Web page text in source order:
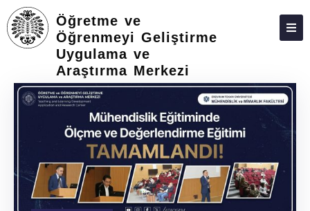
Öğretme ve
Öğrenmeyi Geliştirme
Uygulama ve
Araştırma Merkezi
ANASAYFA